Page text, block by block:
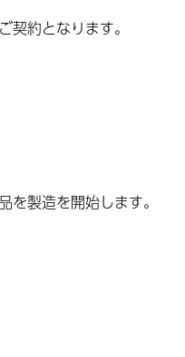
約となります。
製造を開始します。